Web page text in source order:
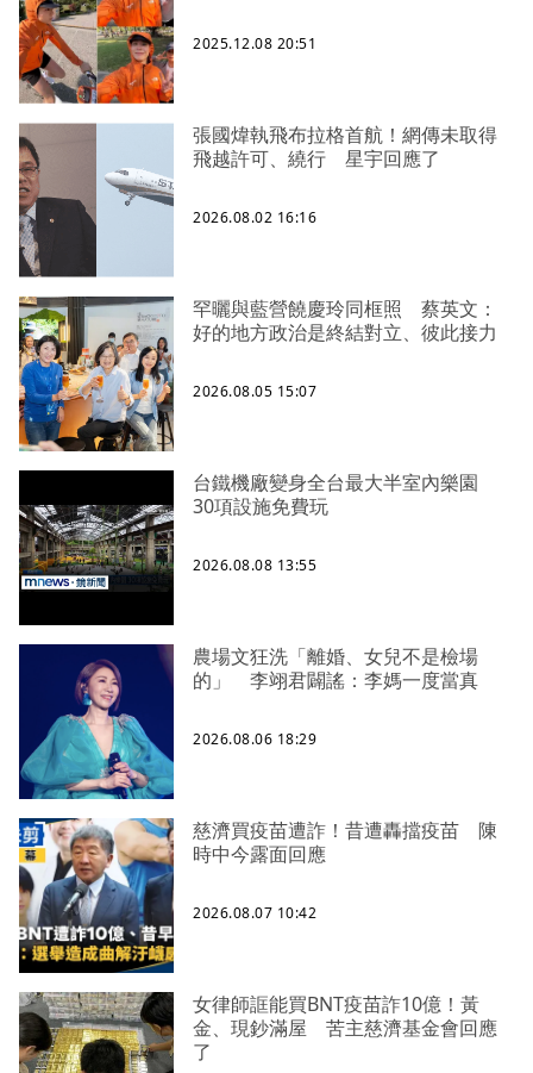
2025.12.08 20:51
張國煒執飛布拉格首航！網傳未取得
飛越許可、繞行 星宇回應了
2026.08.02 16:16
罕曬與藍營饒慶玲同框照 蔡英文：
好的地方政治是終結對立、彼此接力
2026.08.05 15:07
台鐵機廠變身全台最大半室內樂園
30項設施免費玩
2026.08.08 13:55
農場文狂洗「離婚、女兒不是檢場
的」 李翊君闢謠：李媽一度當真
2026.08.06 18:29
慈濟買疫苗遭詐！昔遭轟擋疫苗 陳
時中今露面回應
2026.08.07 10:42
女律師誆能買BNT疫苗詐10億！黃
金、現鈔滿屋 苦主慈濟基金會回應
了